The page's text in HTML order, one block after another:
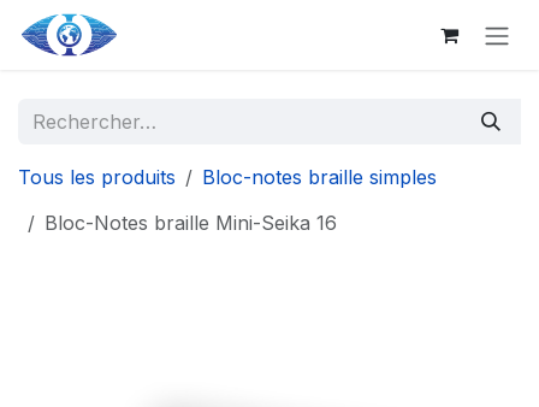
Aller au contenu principal
Se rendre au contenu
Tous les produits
Bloc-notes braille simples
Bloc-Notes braille Mini-Seika 16